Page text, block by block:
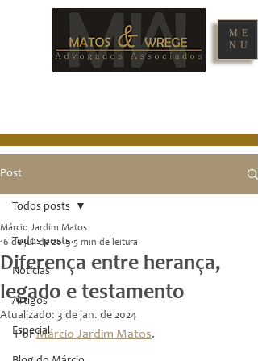
ME
NU
Post
Todos posts
Notícias
Artigos
Especial
Todos posts
Diferença entre herança,
legado e testamento
Márcio Jardim Matos
16 de jul. de 2019 5 min de leitura
Atualizado: 3 de jan. de 2024
Por Márcio Jardim Matos.